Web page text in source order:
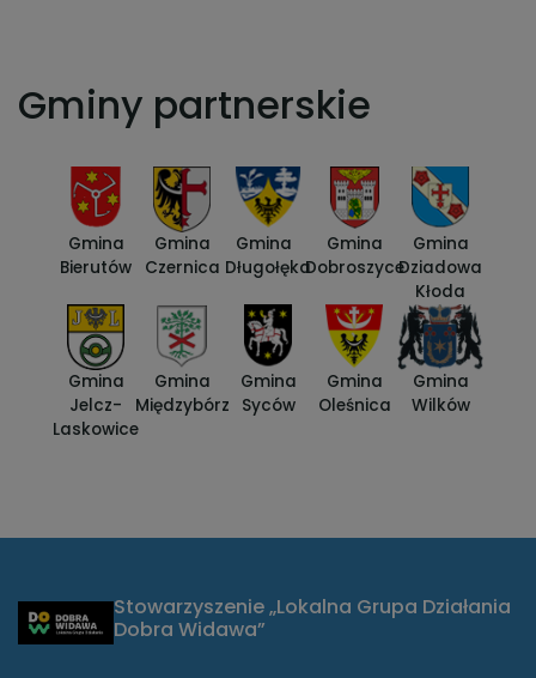
Gminy partnerskie
Gmina
Bierutów
Gmina
Czernica
Gmina
Długołęka
Gmina
Dobroszyce
Gmina
Dziadowa
Kłoda
Gmina
Jelcz-
Laskowice
Gmina
Międzybórz
Gmina
Syców
Gmina
Oleśnica
Gmina
Wilków
Stowarzyszenie „Lokalna Grupa Działania
Dobra Widawa”